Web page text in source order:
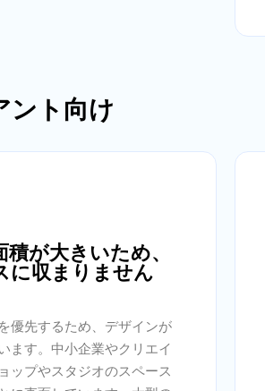
ント向け
が大きいため、
に収まりません
優先するため、デザインが
ます。中小企業やクリエイ
ップやスタジオのスペース